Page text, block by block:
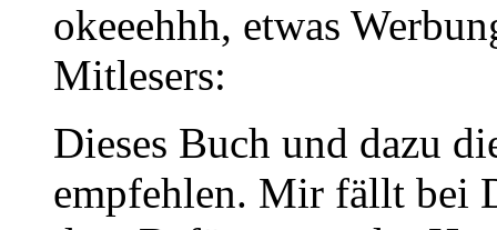
okeeehhh, etwas
Mitlesers:
Dieses Buch und dazu
empfehlen. Mir fällt bei